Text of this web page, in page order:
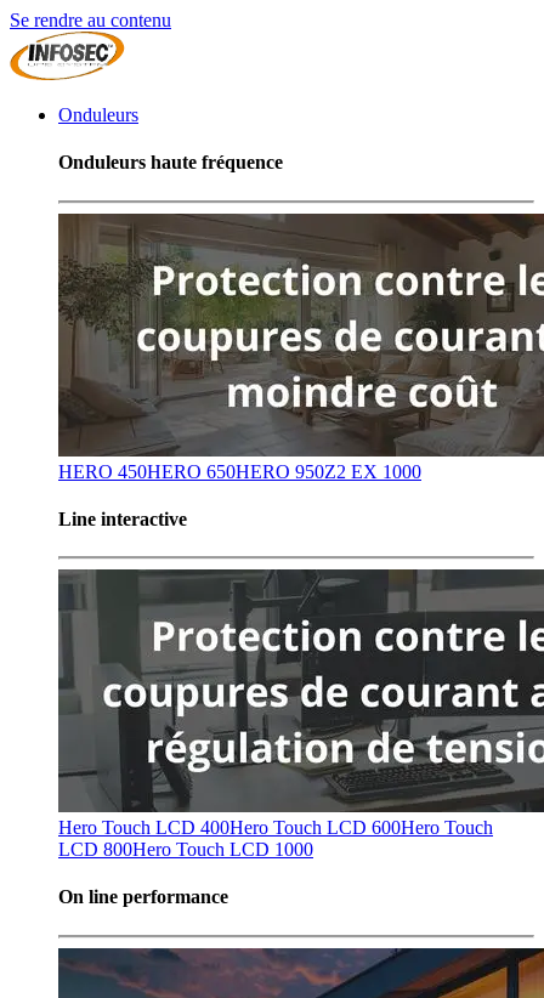
Se rendre au contenu
Onduleurs
Onduleurs haute fréquence
HERO 450HERO 650HERO 950Z2 EX 1000
Line interactive
Hero Touch LCD 400Hero Touch LCD 600Hero Touch
LCD 800Hero Touch LCD 1000
On line performance